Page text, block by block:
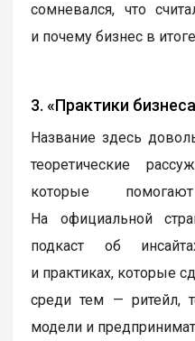
сомневался, что
и почему бизнес в
3. «Практики
Название здесь
теоретические
которые
На официальной
подкаст об
и практиках, которые
среди тем — ритейл,
модели и